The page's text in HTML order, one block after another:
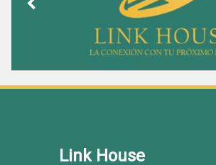
Link House